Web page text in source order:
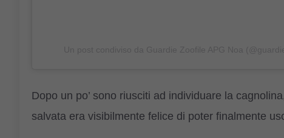
Dopo un po’ sono riusciti ad individuare la
salvata era visibilmente felice di poter finalmente